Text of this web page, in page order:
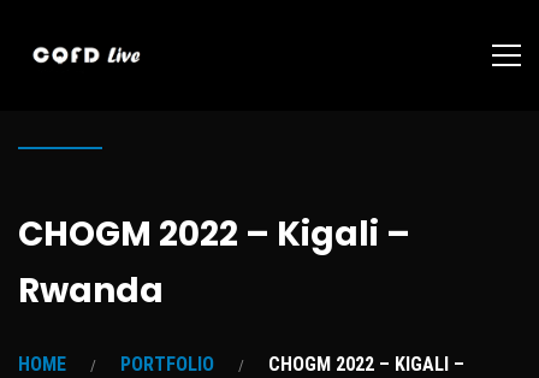
CHOGM 2022 – Kigali –
Rwanda
HOME PORTFOLIO
CHOGM 2022 – KIGALI –